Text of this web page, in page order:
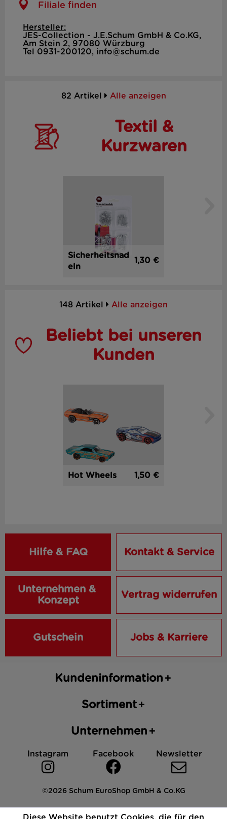
Filiale finden
Hersteller:
JES-Collection - J.E.Schum GmbH & Co.KG,
Am Stein 2, 97080 Würzburg
Tel 0931-200120, info@schum.de
82 Artikel Alle anzeigen
Textil &
Kurzwaren
Sicherheitsnad
eln
1,30 €
148 Artikel Alle anzeigen
Beliebt bei unseren
Kunden
Hot Wheels 1,50 €
Hilfe & FAQ Kontakt & Service
Unternehmen &
Konzept
Vertrag widerrufen
Gutschein Jobs & Karriere
Kundeninformation
Sortiment
Unternehmen
Instagram Facebook Newsletter
©2026 Schum EuroShop GmbH & Co.KG
Impressum Datenschutz AGB Cookies